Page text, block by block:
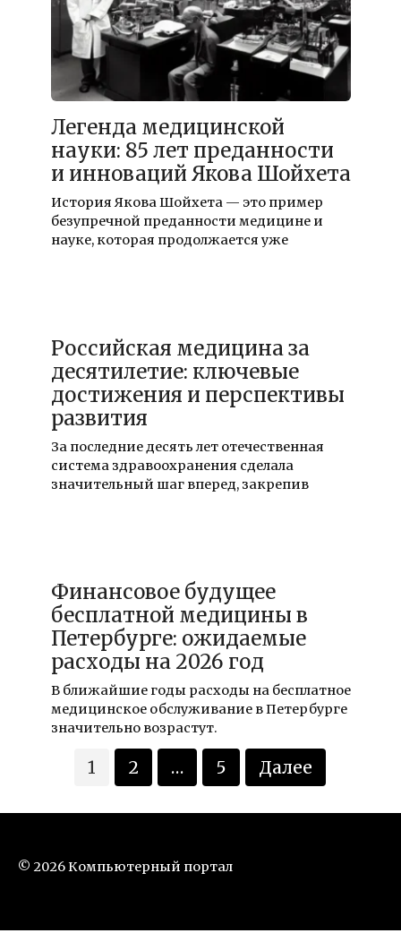
18.12.2021
Легенда медицинской
науки: 85 лет преданности
и инноваций Якова Шойхета
История Якова Шойхета — это пример
безупречной преданности медицине и
науке, которая продолжается уже
Российская медицина за
десятилетие: ключевые
достижения и перспективы
развития
За последние десять лет отечественная
система здравоохранения сделала
значительный шаг вперед, закрепив
Финансовое будущее
бесплатной медицины в
Петербурге: ожидаемые
расходы на 2026 год
В ближайшие годы расходы на бесплатное
медицинское обслуживание в Петербурге
значительно возрастут.
Пагинация
1 2 … 5 Далее
© 2026 Компьютерный портал